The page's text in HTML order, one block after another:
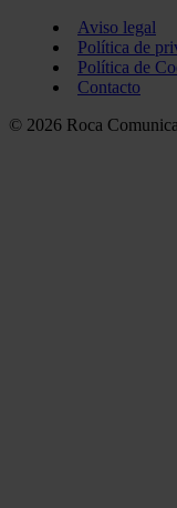
Aviso legal
Política de
Política de
Contacto
© 2026 Roca